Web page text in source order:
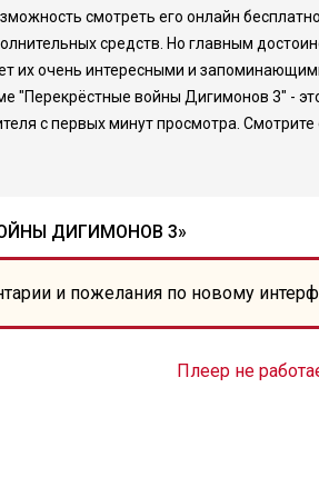
смотреть его онлайн
средств. Но главным
их очень интересными и
"Перекрёстные войны Дигимонов 3" -
с первых минут просмотра. Смотрите
ДИГИМОНОВ 3»
и пожелания по новому
Плеер не